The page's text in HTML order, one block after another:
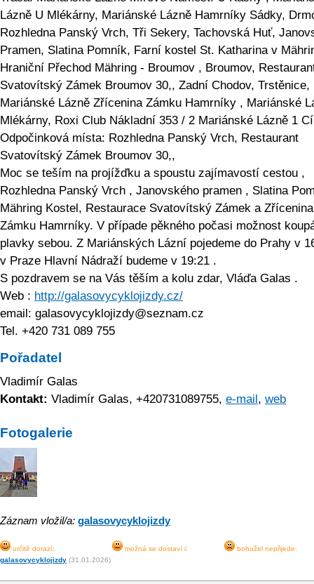
Lázně U Mlékárny, Mariánské Lázně Hamrníky Sádky,
Rozhledna Panský Vrch, Tři Sekery, Tachovská Huť,
Pramen, Slatina Pomník, Farní kostel St. Katharina v
Hraniční Přechod Mähring - Broumov , Broumov,
Svatovítský Zámek Broumov 30,, Zadní Chodov, Trstěnice,
Mariánské Lázně Zřícenina Zámku Hamrníky , Mariánské
Mlékárny, Roxi Club Nákladní 353 / 2 Mariánské Lázně 1
Odpočinková místa: Rozhledna Panský Vrch, Restaurant
Svatovítský Zámek Broumov 30,,
Moc se teším na projížďku a spoustu zajímavostí cestou ,
Rozhledna Panský Vrch , Janovského pramen , Slatina
Mähring Kostel, Restaurace Svatovítský Zámek a Zřícenina
Zámku Hamrníky. V případe pěkného počasi možnost
plavky sebou. Z Mariánských Lázní pojedeme do Prahy v
v Praze Hlavní Nádraží budeme v 19:21 .
S pozdravem se na Vás těším a kolu zdar, Vláďa Galas .
Web : http://galasovycyklojizdy.cz/
email: galasovycyklojizdy@seznam.cz
Tel. +420 731 089 755
Pořadatel
Vladimír Galas
Kontakt: Vladimír Galas, +420731089755, e-mail, web
Fotogalerie
Záznam vložil/a: galasovycyklojizdy
určitě dorazí:
galasovycyklojizdy (31.01.2026)
možná se dostaví i: bohužel nepřijede: